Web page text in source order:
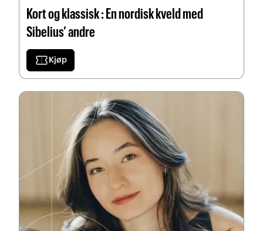
Kort og klassisk : En nordisk kveld med
Sibelius’ andre
confirmation_number Kjøp